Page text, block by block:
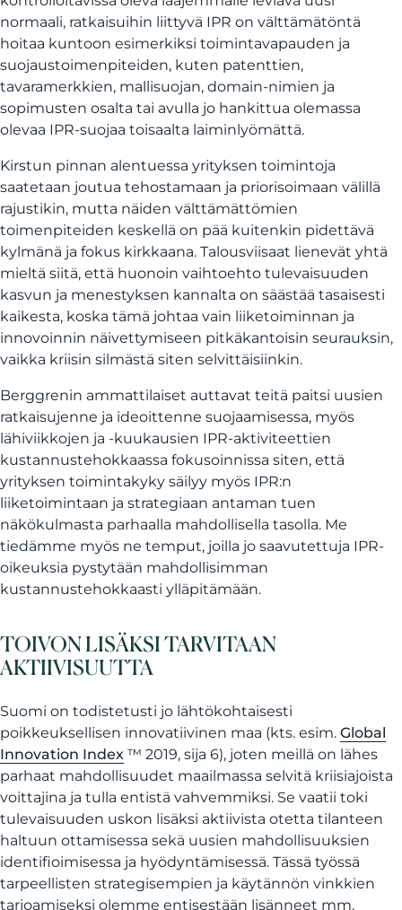
normaali, ratkaisuihin liittyvä IPR on välttämätöntä
hoitaa kuntoon esimerkiksi toimintavapauden ja
suojaustoimenpiteiden, kuten patenttien,
tavaramerkkien, mallisuojan, domain-nimien ja
sopimusten osalta tai avulla jo hankittua olemassa
olevaa IPR-suojaa toisaalta laiminlyömättä.
Kirstun pinnan alentuessa yrityksen toimintoja
saatetaan joutua tehostamaan ja priorisoimaan välillä
rajustikin, mutta näiden välttämättömien
toimenpiteiden keskellä on pää kuitenkin pidettävä
kylmänä ja fokus kirkkaana. Talousviisaat lienevät yhtä
mieltä siitä, että huonoin vaihtoehto tulevaisuuden
kasvun ja menestyksen kannalta on säästää tasaisesti
kaikesta, koska tämä johtaa vain liiketoiminnan ja
innovoinnin näivettymiseen pitkäkantoisin seurauksin,
vaikka kriisin silmästä siten selvittäisiinkin.
Berggrenin ammattilaiset auttavat teitä paitsi uusien
ratkaisujenne ja ideoittenne suojaamisessa, myös
lähiviikkojen ja -kuukausien IPR-aktiviteettien
kustannustehokkaassa fokusoinnissa siten, että
yrityksen toimintakyky säilyy myös IPR:n
liiketoimintaan ja strategiaan antaman tuen
näkökulmasta parhaalla mahdollisella tasolla. Me
tiedämme myös ne temput, joilla jo saavutettuja IPR-
oikeuksia pystytään mahdollisimman
kustannustehokkaasti ylläpitämään.
TOIVON LISÄKSI TARVITAAN
AKTIIVISUUTTA
Suomi on todistetusti jo lähtökohtaisesti
poikkeuksellisen innovatiivinen maa (kts. esim. Global
Innovation Index ™ 2019, sija 6), joten meillä on lähes
parhaat mahdollisuudet maailmassa selvitä kriisiajoista
voittajina ja tulla entistä vahvemmiksi. Se vaatii toki
tulevaisuuden uskon lisäksi aktiivista otetta tilanteen
haltuun ottamisessa sekä uusien mahdollisuuksien
identifioimisessa ja hyödyntämisessä. Tässä työssä
tarpeellisten strategisempien ja käytännön vinkkien
tarjoamiseksi olemme entisestään lisänneet mm.